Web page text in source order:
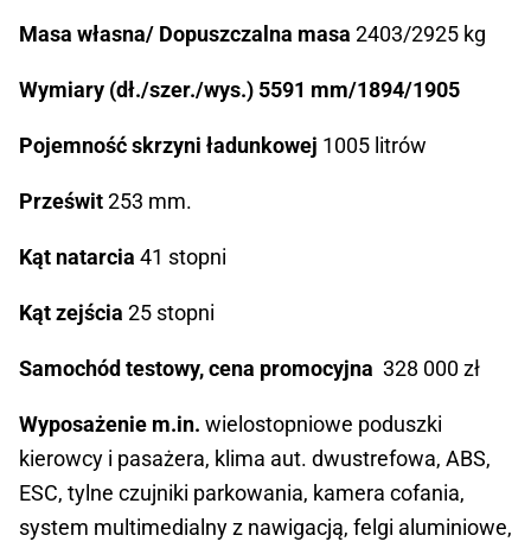
Masa własna/ Dopuszczalna masa 2403/2925 kg
Wymiary (dł./szer./wys.) 5591 mm/1894/1905
Pojemność skrzyni ładunkowej 1005 litrów
Prześwit253 mm.
Kąt natarcia 41 stopni
Kąt zejścia 25 stopni
Samochód testowy, cena promocyjna 328 000 zł
Wyposażenie m.in. wielostopniowe poduszki
kierowcy i pasażera, klima aut. dwustrefowa, ABS,
ESC, tylne czujniki parkowania, kamera cofania,
system multimedialny z nawigacją, felgi aluminiowe,